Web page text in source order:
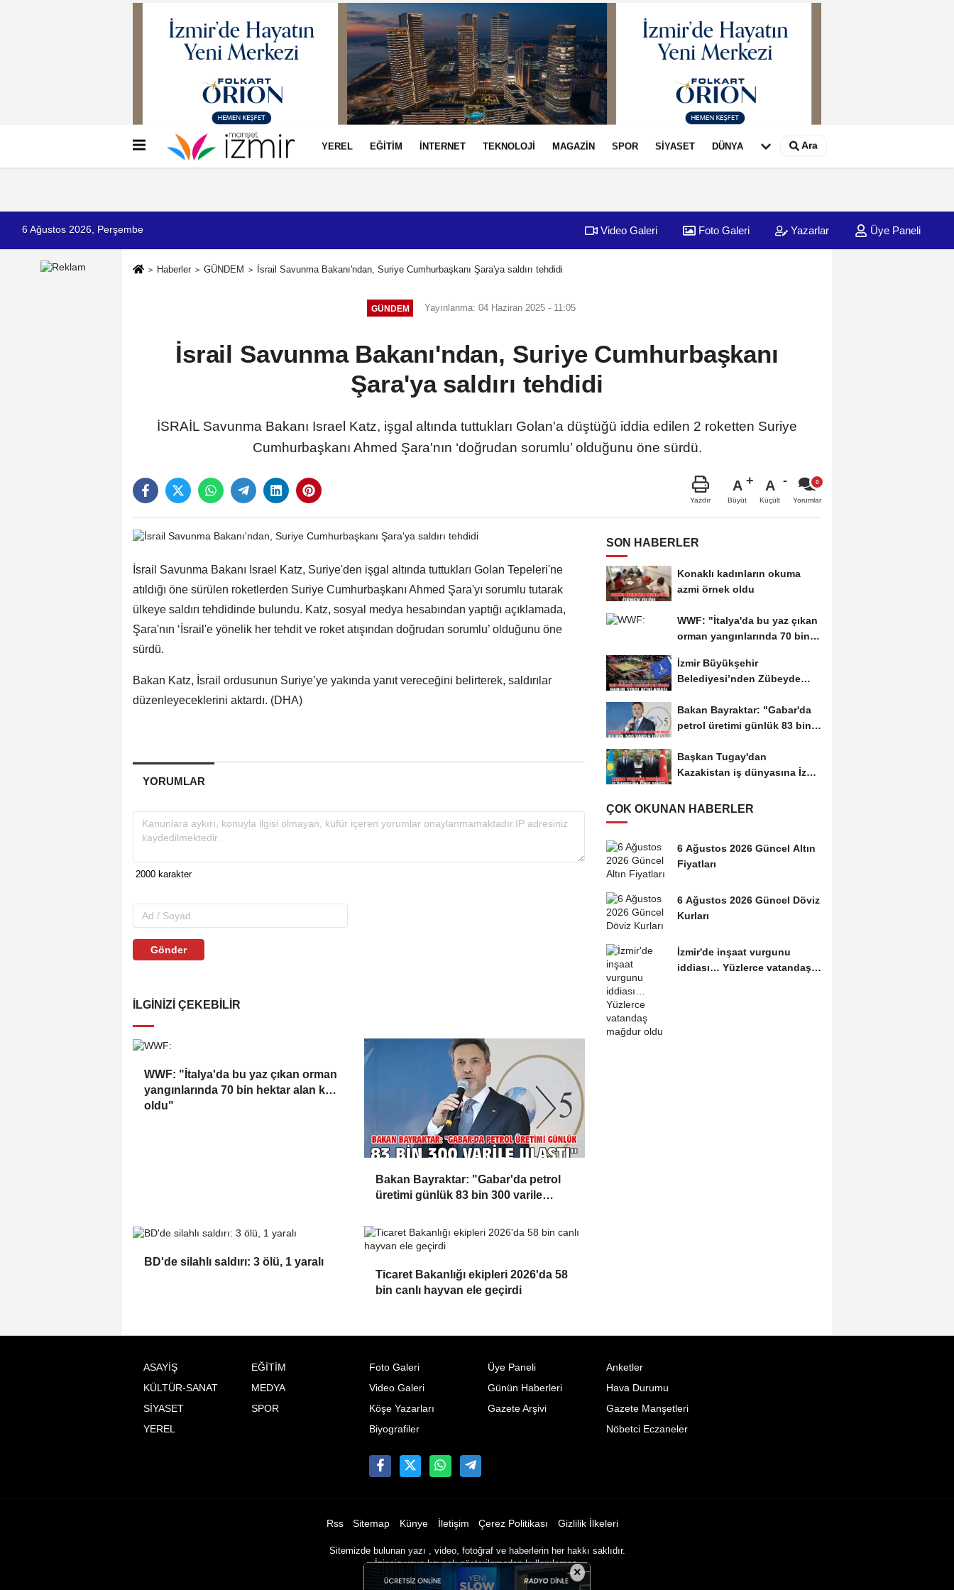
İletişim Çerez Politikası
YEREL EĞİTİM İNTERNET TEKNOLOJİ MAGAZİN SPOR SİYASET DÜNYA Ara
6 Ağustos 2026, Perşembe Video Galeri Foto Galeri Yazarlar Üye Paneli
Haberler GÜNDEM İsrail Savunma Bakanı'ndan, Suriye Cumhurbaşkanı Şara'ya saldırı tehdidi
GÜNDEM Yayınlanma: 04 Haziran 2025 - 11:05
İsrail Savunma Bakanı'ndan, Suriye Cumhurbaşkanı
Şara'ya saldırı tehdidi
İSRAİL Savunma Bakanı Israel Katz, işgal altında tuttukları Golan'a düştüğü iddia edilen 2 roketten Suriye
Cumhurbaşkanı Ahmed Şara'nın ‘doğrudan sorumlu’ olduğunu öne sürdü.
Yazdır
A
Büyüt
A
Küçült Yorumlar
İsrail Savunma Bakanı Israel Katz, Suriye'den işgal altında tuttukları Golan Tepeleri'ne
atıldığı öne sürülen roketlerden Suriye Cumhurbaşkanı Ahmed Şara'yı sorumlu tutarak
ülkeye saldırı tehdidinde bulundu. Katz, sosyal medya hesabından yaptığı açıklamada,
Şara'nın ‘İsrail'e yönelik her tehdit ve roket atışından doğrudan sorumlu’ olduğunu öne
sürdü.
Bakan Katz, İsrail ordusunun Suriye’ye yakında yanıt vereceğini belirterek, saldırılar
düzenleyeceklerini aktardı. (DHA)
YORUMLAR
Gönder
İLGINIZI ÇEKEBILIR
WWF: "İtalya'da bu yaz çıkan orman
yangınlarında 70 bin hektar alan kül
oldu"
Bakan Bayraktar: "Gabar'da petrol
üretimi günlük 83 bin 300 varile
BD'de silahlı saldırı: 3 ölü, 1 yaralı
Ticaret Bakanlığı ekipleri 2026'da 58
bin canlı hayvan ele geçirdi
SON HABERLER
Konaklı kadınların okuma
azmi örnek oldu
WWF: "İtalya'da bu yaz çıkan
orman yangınlarında 70 bin
İzmir Büyükşehir
Belediyesi’nden Zübeyde
Bakan Bayraktar: "Gabar'da
petrol üretimi günlük 83 bin
Başkan Tugay'dan
Kazakistan iş dünyasına İzmir
ÇOK OKUNAN HABERLER
6 Ağustos 2026 Güncel Altın
Fiyatları
6 Ağustos 2026 Güncel Döviz
Kurları
İzmir'de inşaat vurgunu
iddiası… Yüzlerce vatandaş
ASAYİŞ
EĞİTİM
KÜLTÜR-SANAT
MEDYA
SİYASET
SPOR
YEREL
Foto Galeri
Video Galeri
Köşe Yazarları
Biyografiler
Üye Paneli
Günün Haberleri
Gazete Arşivi
Anketler
Hava Durumu
Gazete Manşetleri
Nöbetci Eczaneler
Rss Sitemap Künye İletişim Çerez Politikası Gizlilik İlkeleri
Sitemizde bulunan yazı , video, fotoğraf ve haberlerin her hakkı saklıdır.
İzinsiz veya kaynak gösterilemeden kullanılamaz.
×